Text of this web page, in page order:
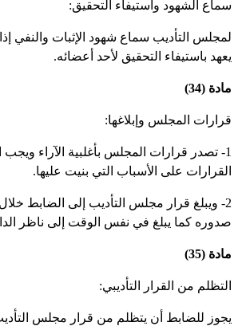
الشهود واستيفاء التحقيق:
التأديب سماع شهود الإثبات والنفي إذا
باستيفاء التحقيق لأحد أعضائه.
(34)
المجلس وإبلاغها:
1- تصدر قرارات المجلس بأغلبية الآراء ويجب
على الأسباب التي بنيت عليها.
2- ويبلغ قرار مجلس التأديب إلى الضابط خلال
كما يبلغ في نفس الوقت إلى ناظر
(35)
من القرار التأديبي:
للضابط أن يتظلم من قرار مجلس